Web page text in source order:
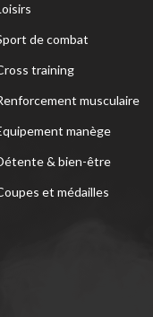
de combat
training
musculaire
manège
& bien-être
et médailles